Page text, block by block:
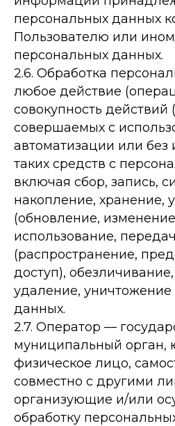
персональных данных
Пользователю или
персональных данных.
2.6. Обработка
любое действие
совокупность действий
совершаемых с
автоматизации или без
таких средств с
включая сбор, запись,
накопление, хранение,
(обновление,
использование,
(распространение,
доступ),
удаление,
данных.
2.7. Оператор —
муниципальный орган,
физическое лицо,
совместно с другими
организующие и/или
обработку